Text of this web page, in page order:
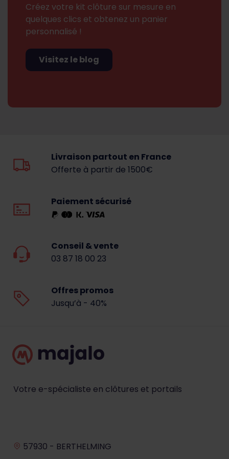
Créez votre kit clôture sur mesure en
quelques clics et obtenez un panier
personnalisé !
Visitez le blog
Livraison partout en France
Offerte à partir de 1500€
Paiement sécurisé
Conseil & vente
03 87 18 00 23
Offres promos
Jusqu’à - 40%
Votre e-spécialiste en clôtures et portails
57930 - BERTHELMING